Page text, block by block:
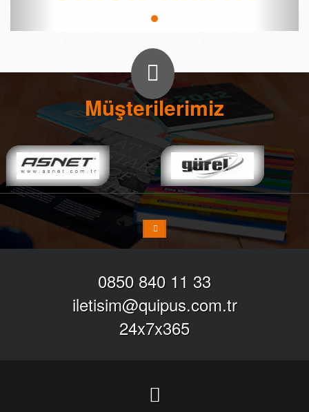
Müşterilerimiz
0850 840 11 33
iletisim@quipus.com.tr
24x7x365